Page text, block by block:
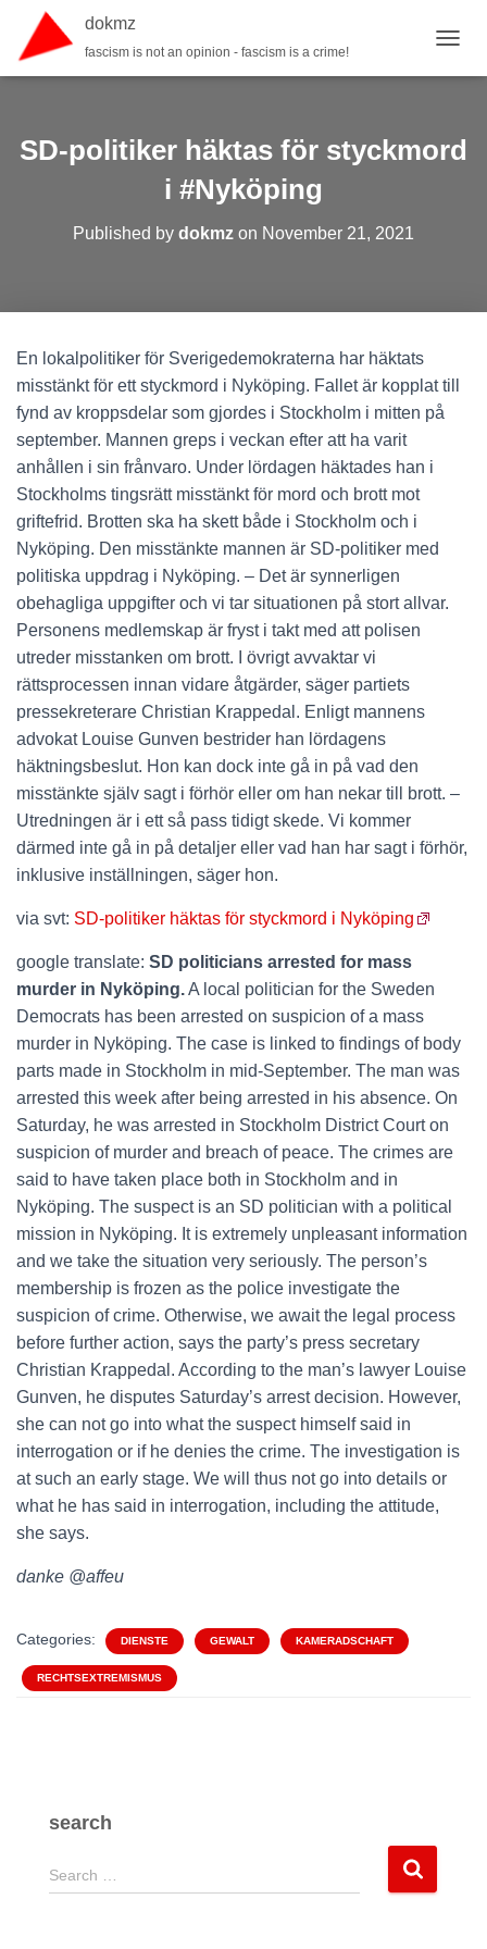
dokmz
fascism is not an opinion - fascism is a crime!
SD-politiker häktas för styckmord
i #Nyköping
Published by dokmz on November 21, 2021
En lokalpolitiker för Sverigedemokraterna har häktats
misstänkt för ett styckmord i Nyköping. Fallet är kopplat till
fynd av kroppsdelar som gjordes i Stockholm i mitten på
september. Mannen greps i veckan efter att ha varit
anhållen i sin frånvaro. Under lördagen häktades han i
Stockholms tingsrätt misstänkt för mord och brott mot
griftefrid. Brotten ska ha skett både i Stockholm och i
Nyköping. Den misstänkte mannen är SD-politiker med
politiska uppdrag i Nyköping. – Det är synnerligen
obehagliga uppgifter och vi tar situationen på stort allvar.
Personens medlemskap är fryst i takt med att polisen
utreder misstanken om brott. I övrigt avvaktar vi
rättsprocessen innan vidare åtgärder, säger partiets
pressekreterare Christian Krappedal. Enligt mannens
advokat Louise Gunven bestrider han lördagens
häktningsbeslut. Hon kan dock inte gå in på vad den
misstänkte själv sagt i förhör eller om han nekar till brott. –
Utredningen är i ett så pass tidigt skede. Vi kommer
därmed inte gå in på detaljer eller vad han har sagt i förhör,
inklusive inställningen, säger hon.
via svt: SD-politiker häktas för styckmord i Nyköping
google translate: SD politicians arrested for mass
murder in Nyköping.A local politician for the Sweden
Democrats has been arrested on suspicion of a mass
murder in Nyköping. The case is linked to findings of body
parts made in Stockholm in mid-September. The man was
arrested this week after being arrested in his absence. On
Saturday, he was arrested in Stockholm District Court on
suspicion of murder and breach of peace. The crimes are
said to have taken place both in Stockholm and in
Nyköping. The suspect is an SD politician with a political
mission in Nyköping. It is extremely unpleasant information
and we take the situation very seriously. The person’s
membership is frozen as the police investigate the
suspicion of crime. Otherwise, we await the legal process
before further action, says the party’s press secretary
Christian Krappedal. According to the man’s lawyer Louise
Gunven, he disputes Saturday’s arrest decision. However,
she can not go into what the suspect himself said in
interrogation or if he denies the crime. The investigation is
at such an early stage. We will thus not go into details or
what he has said in interrogation, including the attitude,
she says.
danke @affeu
Categories: DIENSTE GEWALT KAMERADSCHAFT
RECHTSEXTREMISMUS
search
S
e
Search …